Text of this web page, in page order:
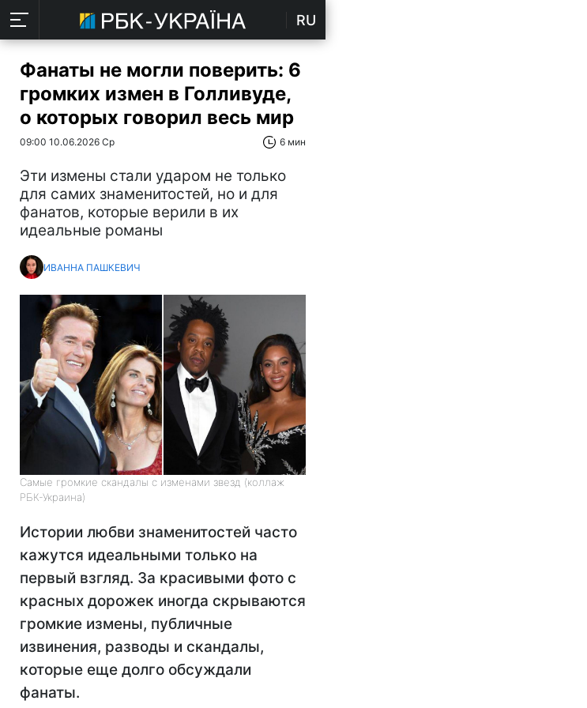
RU
Фанаты не могли поверить: 6
громких измен в Голливуде,
о которых говорил весь мир
09:00 10.06.2026 Ср 6 мин
Эти измены стали ударом не только
для самих знаменитостей, но и для
фанатов, которые верили в их
идеальные романы
ИВАННА ПАШКЕВИЧ
Самые громкие скандалы с изменами звезд (коллаж
РБК-Украина)
Истории любви знаменитостей часто
кажутся идеальными только на
первый взгляд. За красивыми фото с
красных дорожек иногда скрываются
громкие измены, публичные
извинения, разводы и скандалы,
которые еще долго обсуждали
фанаты.